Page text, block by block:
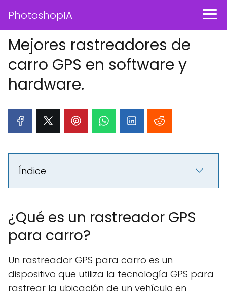
PhotoshopIA
Mejores rastreadores de
carro GPS en software y
hardware.
Índice
¿Qué es un rastreador GPS
para carro?
Un rastreador GPS para carro es un
dispositivo que utiliza la tecnología GPS para
rastrear la ubicación de un vehículo en